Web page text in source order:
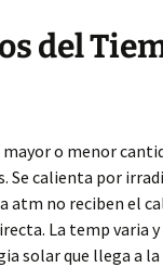
del
mayor o menor
Se calienta por
atm no reciben el
La temp varia y
solar que llega a